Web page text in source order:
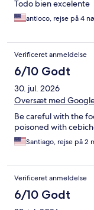
Todo bien excelente
antioco, rejse på 4
Verificeret anmeldelse
6/10 Godt
30. jul. 2026
Oversæt med
Be careful with the
poisoned with
Santiago, rejse på 2
Verificeret anmeldelse
6/10 Godt